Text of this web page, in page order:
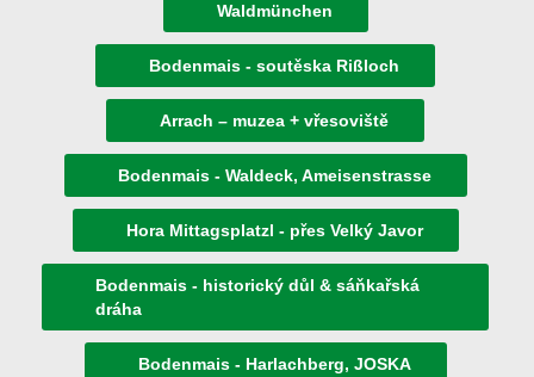
Waldmünchen
Bodenmais - soutěska Rißloch
Arrach – muzea + vřesoviště
Bodenmais - Waldeck, Ameisenstrasse
Hora Mittagsplatzl - přes Velký Javor
Bodenmais - historický důl & sáňkařská
dráha
Bodenmais - Harlachberg, JOSKA